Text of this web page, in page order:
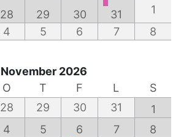
28 29 30 31
1
4 5 6 7 8
November 2026
O T F L
S
28 29 30 31
1
4 5 6 7 8